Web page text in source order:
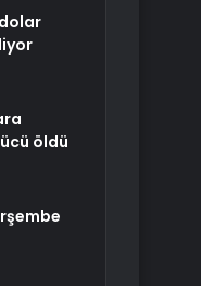
öldü